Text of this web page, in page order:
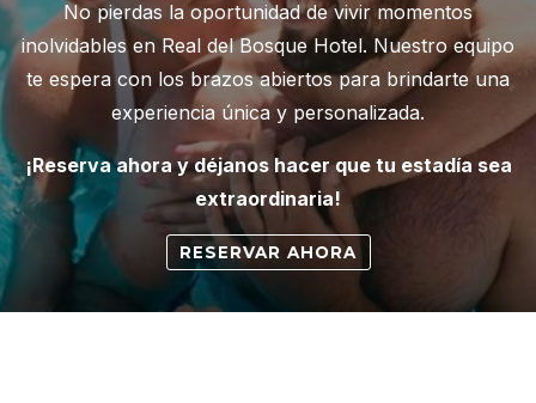
No pierdas la oportunidad de vivir momentos
inolvidables en Real del Bosque Hotel. Nuestro equipo
te espera con los brazos abiertos para brindarte una
experiencia única y personalizada.
¡Reserva ahora y déjanos hacer que tu estadía sea
extraordinaria!
RESERVAR AHORA